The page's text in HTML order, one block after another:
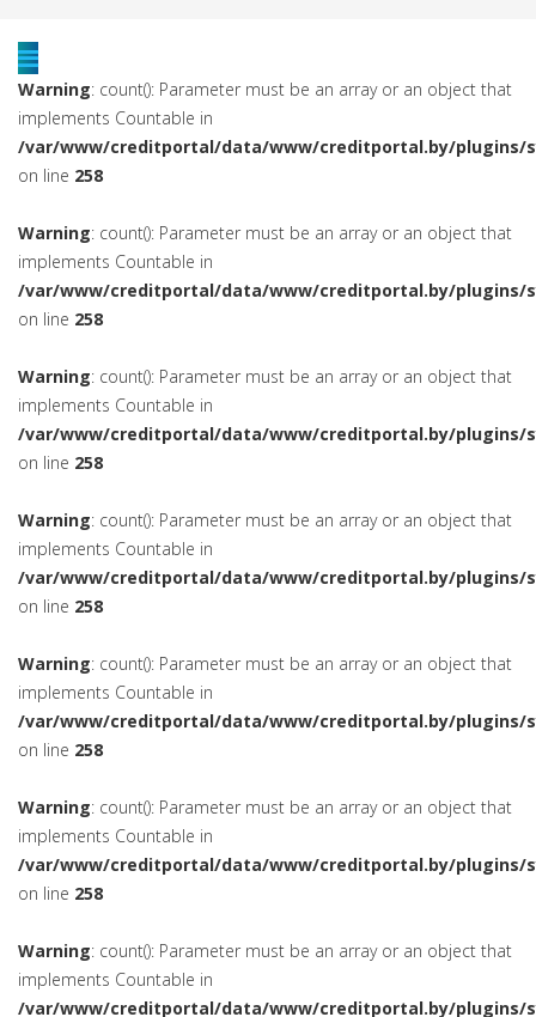
Warning: count(): Parameter must be an array or an object that
implements Countable in
/var/www/creditportal/data/www/creditportal.by/plugins/
on line 258
Warning: count(): Parameter must be an array or an object that
implements Countable in
/var/www/creditportal/data/www/creditportal.by/plugins/
on line 258
Warning: count(): Parameter must be an array or an object that
implements Countable in
/var/www/creditportal/data/www/creditportal.by/plugins/
on line 258
Warning: count(): Parameter must be an array or an object that
implements Countable in
/var/www/creditportal/data/www/creditportal.by/plugins/
on line 258
Warning: count(): Parameter must be an array or an object that
implements Countable in
/var/www/creditportal/data/www/creditportal.by/plugins/
on line 258
Warning: count(): Parameter must be an array or an object that
implements Countable in
/var/www/creditportal/data/www/creditportal.by/plugins/
on line 258
Warning: count(): Parameter must be an array or an object that
implements Countable in
/var/www/creditportal/data/www/creditportal.by/plugins/